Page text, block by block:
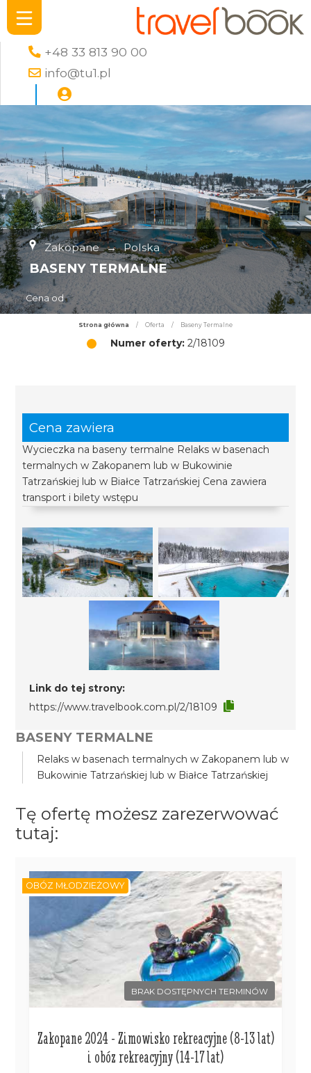
+48 33 813 90 00
info@tu1.pl
Zakopane → Polska
BASENY TERMALNE
Cena od
Strona główna / Oferta / Baseny Termalne
Numer oferty:2/18109
Cena zawiera
Wycieczka na baseny termalne Relaks w basenach
termalnych w Zakopanem lub w Bukowinie
Tatrzańskiej lub w Białce Tatrzańskiej Cena zawiera
transport i bilety wstępu
Link do tej strony:
https://www.travelbook.com.pl/2/18109
BASENY TERMALNE
Relaks w basenach termalnych w Zakopanem lub w
Bukowinie Tatrzańskiej lub w Białce Tatrzańskiej
Tę ofertę możesz zarezerwować
tutaj:
BRAK DOSTĘPNYCH TERMINÓW
Zakopane 2024 - Zimowisko rekreacyjne (8-13 lat)
i obóz rekreacyjny (14-17 lat)
OBÓZ MŁODZIEŻOWY